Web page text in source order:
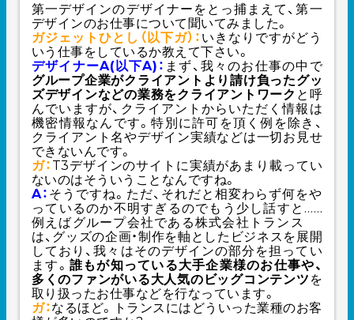
第一デザインのデザイナーをとっ捕まえて、第一
デザインのお仕事について聞いてみました。
ガジェットひとし（以下ガ）： いきなりですがどう
いう仕事をしているか教えて下さい。
デザイナーA(以下A)： まず、我々のお仕事の中で
グループ企業がクライアントより請け負ったグッ
ズデザインなどの業務をクライアントワーク と呼
んでいますが、クライアントからいただく情報は
機密情報なんです。特別に許可を頂く例を除き、
クライアント名やデザイン実績などは一切お見せ
できないんです。
ガ： T3デザインのサイトに実績があまり載ってい
ないのはそういうことなんですね。
A： そうですね。ただ、それだと相変わらず何をや
っているのか不明すぎるのでもう少し話すと……
例えばグループ会社である株式会社トランス
は、グッズの企画・制作を軸としたビジネスを展開
しており、我々はそのデザインの部分を担ってい
ます。 誰もが知っている大手企業様のお仕事や、
多くのファンがいる大人気のビッグコンテンツ を
取り扱ったお仕事などを行なっています。
ガ：なるほど。トランスにはどういった業種のお客